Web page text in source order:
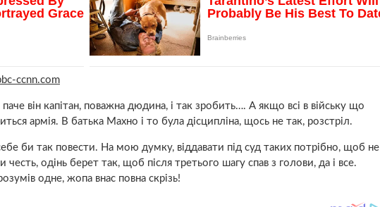
ccnn.com
він капітан, поважна дюдина, і так зробить…. А якщо всі в війську що
армія. В батька Махно і то була дісципліна, щось не так, розстріл.
би так повести. На мою думку, віддавати під суд таких потрібно, щоб не
одінь берет так, щоб після третього шагу спав з голови, да і все.
одне, жопа внас повна скрізь!